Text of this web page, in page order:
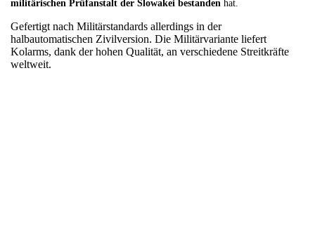
militärischen Prüfanstalt der Slowakei bestanden hat.
Gefertigt nach Militärstandards allerdings in der
halbautomatischen Zivilversion. Die Militärvariante liefert
Kolarms, dank der hohen Qualität, an verschiedene Streitkräfte
weltweit.